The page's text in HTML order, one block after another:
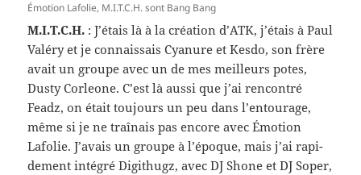
Émo­tion Lafolie, M.I.T.C.H. sont Bang Bang
M.I.T.C.H. : J’étais là à la créa­tion d’ATK, j’étais à Paul
Valéry et je con­nais­sais Cya­nure et Kesdo, son frère
avait un groupe avec un de mes meilleurs potes,
Dusty Cor­leone. C’est là aussi que j’ai ren­con­tré
Feadz, on était tou­jours un peu dans l’entourage,
même si je ne traî­nais pas encore avec Émo­tion
Lafolie. J’avais un groupe à l’époque, mais j’ai rapi­
de­ment inté­gré Dig­ithugz, avec DJ Shone et DJ Soper,